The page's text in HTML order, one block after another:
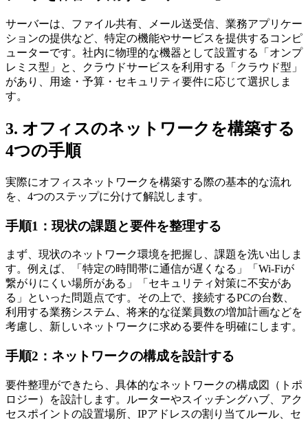
サーバーは、ファイル共有、メール送受信、業務アプリケー
ションの提供など、特定の機能やサービスを提供するコンピ
ューターです。社内に物理的な機器として設置する「オンプ
レミス型」と、クラウドサービスを利用する「クラウド型」
があり、用途・予算・セキュリティ要件に応じて選択しま
す。
3. オフィスのネットワークを構築する
4つの手順
実際にオフィスネットワークを構築する際の基本的な流れ
を、4つのステップに分けて解説します。
手順1：現状の課題と要件を整理する
まず、現状のネットワーク環境を把握し、課題を洗い出しま
す。例えば、「特定の時間帯に通信が遅くなる」「Wi-Fiが
繋がりにくい場所がある」「セキュリティ対策に不安があ
る」といった問題点です。その上で、接続するPCの台数、
利用する業務システム、将来的な従業員数の増加計画などを
考慮し、新しいネットワークに求める要件を明確にします。
手順2：ネットワークの構成を設計する
要件整理ができたら、具体的なネットワークの構成図（トポ
ロジー）を設計します。ルーターやスイッチングハブ、アク
セスポイントの設置場所、IPアドレスの割り当てルール、セ